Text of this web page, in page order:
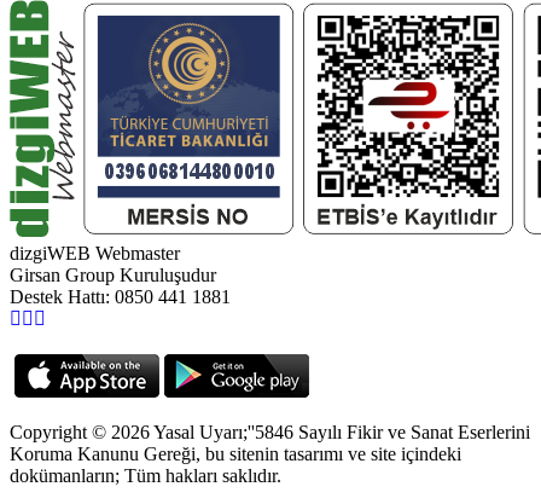
dizgiWEB Webmaster
Girsan Group Kuruluşudur
Destek Hattı: 0850 441 1881
Copyright © 2026 Yasal Uyarı;''5846 Sayılı Fikir ve Sanat Eserlerini
Koruma Kanunu Gereği, bu sitenin tasarımı ve site içindeki
dokümanların; Tüm hakları saklıdır.